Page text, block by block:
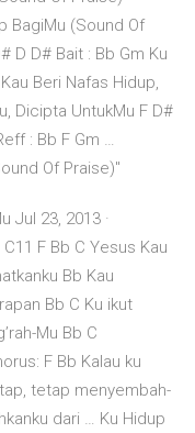
BagiMu (Sound Of
D D# Bait : Bb Gm Ku
Beri Nafas Hidup,
Dicipta UntukMu F D#
: Bb F Gm …
Of Praise)"
Jul 23, 2013 ·
F Bb C Yesus Kau
Bb Kau
Bb C Ku ikut
Mu Bb C
F Bb Kalau ku
tetap menyembah-
dari … Ku Hidup